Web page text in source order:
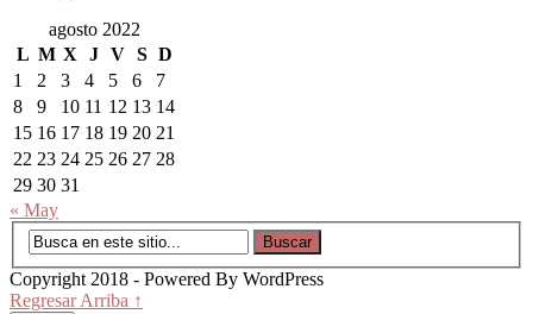
agosto 2022
L M X J V S D
1
2 3 4 5 6
7
8
9 10 11 12 13 14
15 16 17 18 19 20 21
22 23 24 25 26 27 28
29 30 31
« May
Copyright 2018 - Powered By WordPress
Regresar Arriba ↑